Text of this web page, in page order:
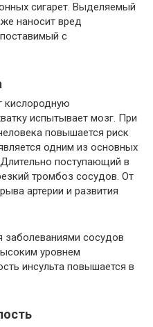
сигарет. Выделяемый
наносит вред
с
кислородную
испытывает мозг. При
повышается риск
одним из основных
поступающий в
тромбоз сосудов. От
артерии и развития
сосудов
уровнем
инсульта повышается в